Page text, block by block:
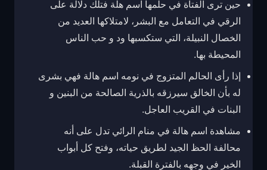
حين ترى الفتاة في حلمها اسم هلة فتلك دلالة على
الرقي في التعامل مع البشر، لامتلاكها العديد من
الخصال النبيلة، التي ستكسبها ود و حب الناس
المحيطة بها.
إذا رأى الحالم المتزوج في نومه اسم هالة فهي بشرى
له بأن الخالق سيرزقه بالذرية الصالحة من البنين و
البنات في القريب العاجل.
مشاهدة اسم هالة في منام الرائي تدل على أنه
محالفة الحظ الجيد لطريق حياته، وفتح كل أبواب
الخير في وجهه بالفترة القبلة.